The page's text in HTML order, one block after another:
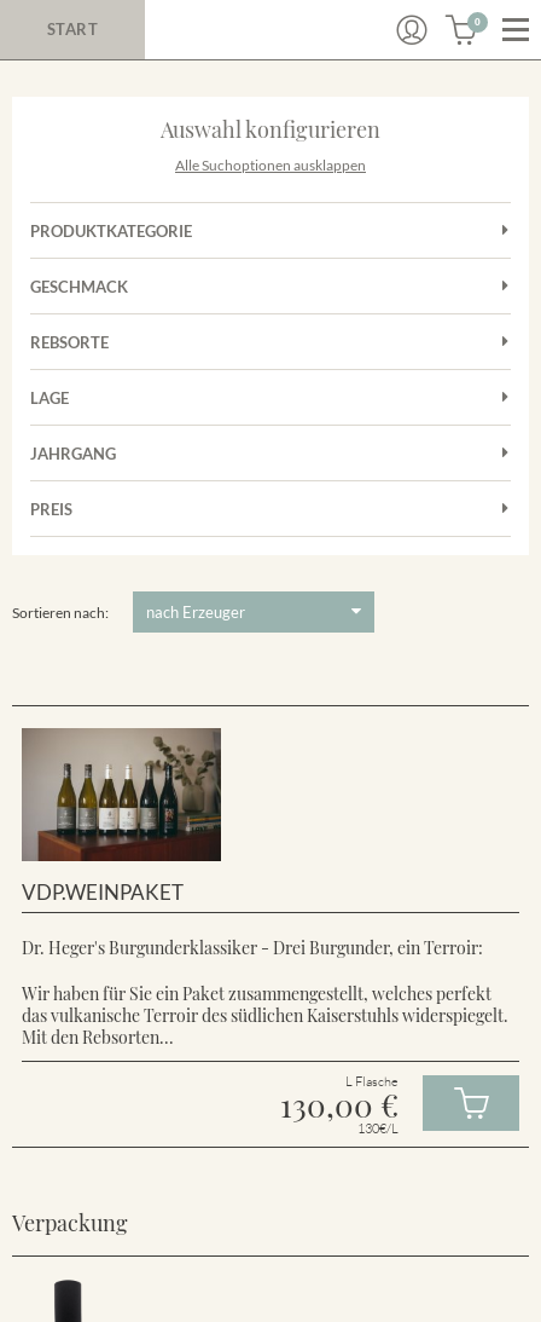
START 0
Auswahl konfigurieren
Alle Suchoptionen ausklappen
PRODUKTKATEGORIE
Cuvées
Rosé
Sekt
GESCHMACK
Trocken
REBSORTE
Auxerrois
Cuvée
Grauburgunder
LAGE
Achkarrer Schlossberg
Merdinger Bühl
Vorderer Winklerberg
JAHRGANG
PREIS
Sortieren nach:
VDP.WEINPAKET
Dr. Heger's Burgunderklassiker - Drei Burgunder, ein Terroir:
Wir haben für Sie ein Paket zusammengestellt, welches perfekt
das vulkanische Terroir des südlichen Kaiserstuhls widerspiegelt.
Mit den Rebsorten...
L Flasche
130,00 €
130€/L
Verpackung